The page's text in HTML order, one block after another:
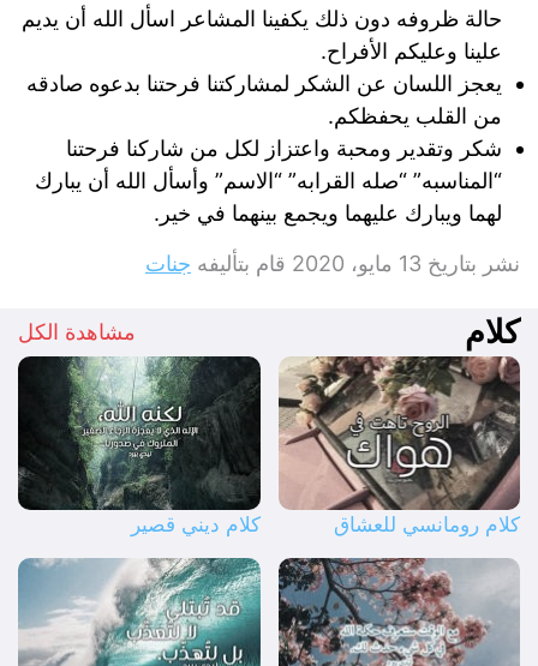
حالة ظروفه دون ذلك يكفينا المشاعر اسأل الله أن يديم
علينا وعليكم الأفراح.
يعجز اللسان عن الشكر لمشاركتنا فرحتنا بدعوه صادقه
من القلب يحفظكم.
شكر وتقدير ومحبة واعتزاز لكل من شاركنا فرحتنا
“المناسبه” “صله القرابه” “الاسم” وأسأل الله أن يبارك
لهما ويبارك عليهما ويجمع بينهما في خير.
نشر بتاريخ 13 مايو، 2020 قام بتأليفه جنات
كلام مشاهدة الكل
كلام رومانسي للعشاق كلام ديني قصير